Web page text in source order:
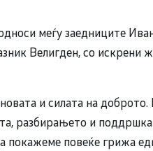
меѓу заедниците
Велигден, со искрени
и силата на
разбирањето и
покажеме повеќе грижа